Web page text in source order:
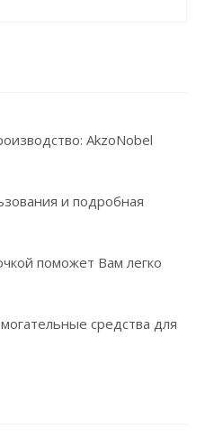
AkzoNobel
и подробная
поможет Вам легко
средства для